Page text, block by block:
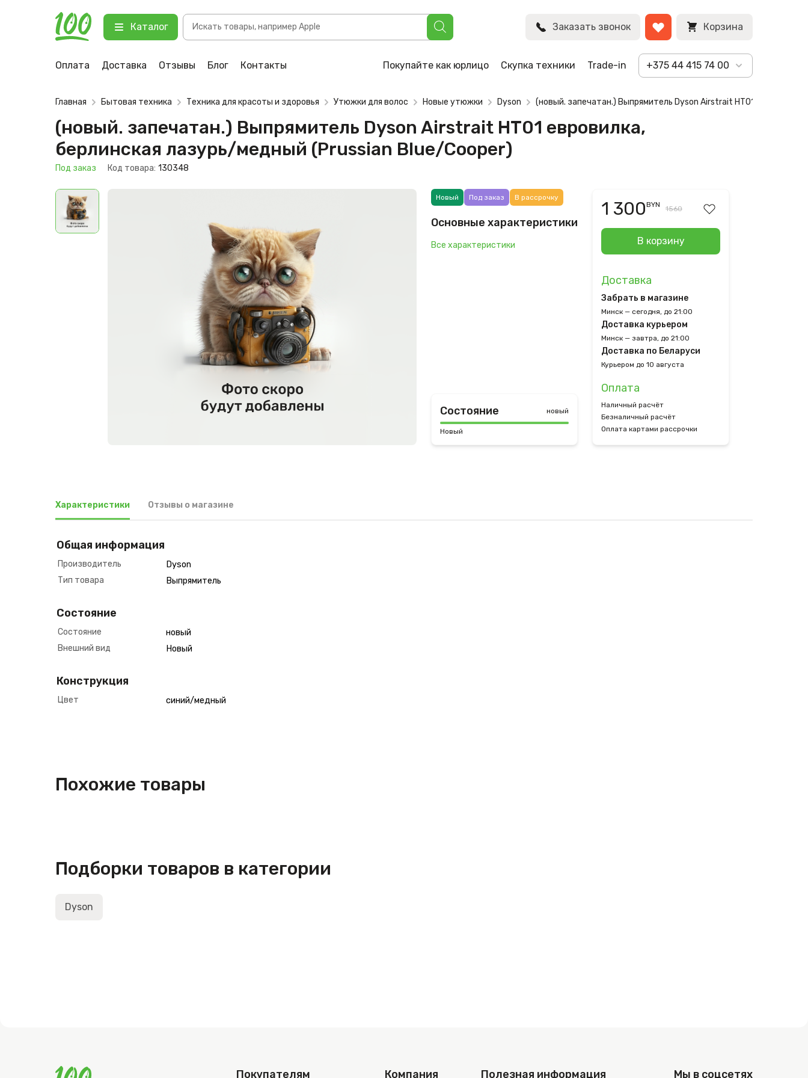
Каталог
Поиск
товаров
Заказать звонок Корзина
Оплата Доставка Отзывы Блог Контакты Покупайте как юрлицо Скупка техники Trade-in +375 44 415 74 00
(новый. запечатан.) Выпрямитель Dyson Airstrait HT01 евровилка, берлинская лазурь/медный (Prussian
Blue/Cooper)
Главная Бытовая техника Техника для красоты и здоровья Утюжки для волос Новые утюжки Dyson (новый. запечатан.) Выпрямитель Dyson Airstrait HT01 евровилка,
(новый. запечатан.) Выпрямитель Dyson Airstrait HT01 евровилка,
берлинская лазурь/медный (Prussian Blue/Cooper)
Под заказ Код товара: 130348
Новый Под заказ В рассрочку
Основные характеристики
Все характеристики
Состояние новый
Новый
1 300BYN 1560
В корзину
Доставка
Забрать в магазине
Минск — сегодня, до 21:00
Доставка курьером
Минск — завтра, до 21:00
Доставка по Беларуси
Курьером до 10 августа
Оплата
Наличный расчёт
Безналичный расчёт
Оплата картами рассрочки
Характеристики Отзывы о магазине
Общая информация
Производитель
Dyson
Тип товара
Выпрямитель
Состояние
Состояние
новый
Внешний вид
Новый
Конструкция
Цвет синий/медный
Похожие товары
Подборки товаров в категории
Dyson
Покупателям Компания Полезная информация Мы в соцсетях